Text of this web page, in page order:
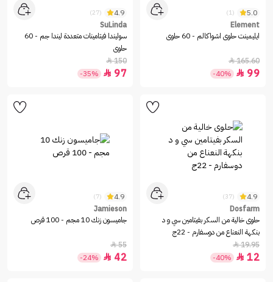
5.0
(1)
Element
ايليمينت حلوى اشواكالم - 60 حلوى
165.60

99

-40%
4.9
(27)
SuLinda
سوليندا فيتامينات متعددة ليندا جم - 60
حلوى
150

97

-35%
4.9
(37)
Dosfarm
حلوى خالية من السكر بفيتامين سي و د
بنكهة النعناع من دوسفارم - 22ج
19.95

12

-40%
4.9
(7)
Jamieson
جاميسون زنك 10 مجم - 100 قرص
55

42

-24%